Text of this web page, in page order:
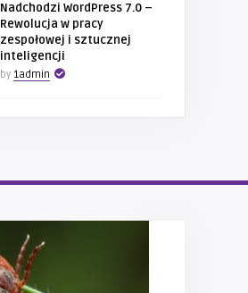
Nadchodzi WordPress 7.0 –
Rewolucja w pracy
zespołowej i sztucznej
inteligencji
by 1admin